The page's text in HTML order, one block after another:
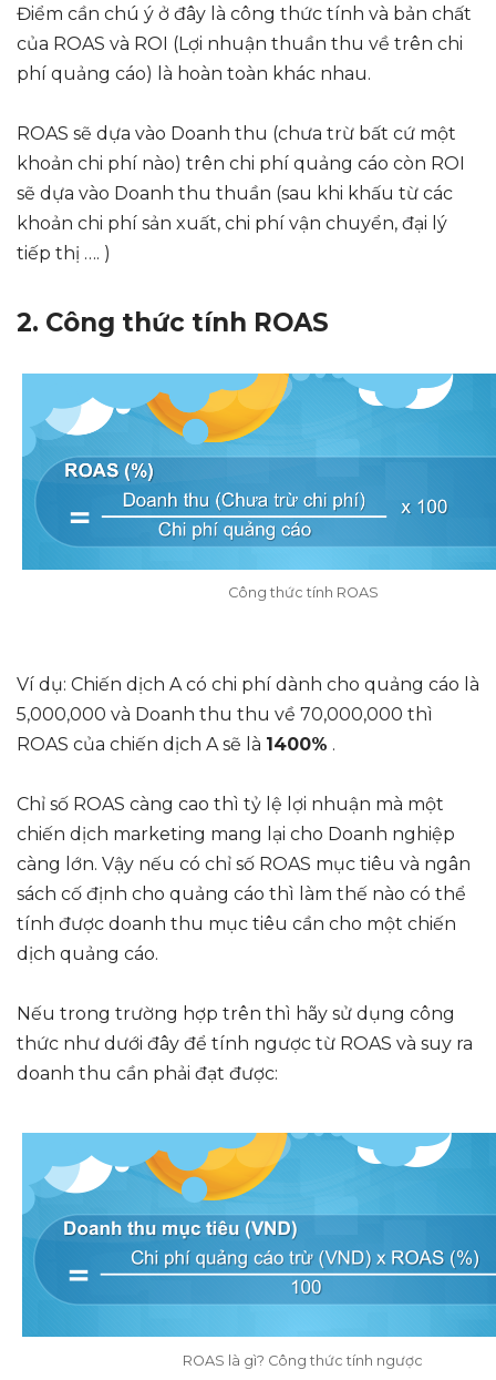
Điểm cần chú ý ở đây là công thức tính và bản chất
của ROAS và ROI (Lợi nhuận thuần thu về trên chi
phí quảng cáo) là hoàn toàn khác nhau.
ROAS sẽ dựa vào Doanh thu (chưa trừ bất cứ một
khoản chi phí nào) trên chi phí quảng cáo còn ROI
sẽ dựa vào Doanh thu thuần (sau khi khấu từ các
khoản chi phí sản xuất, chi phí vận chuyển, đại lý
tiếp thị …. )
2. Công thức tính ROAS
Công thức tính ROAS
Ví dụ: Chiến dịch A có chi phí dành cho quảng cáo là
5,000,000 và Doanh thu thu về 70,000,000 thì
ROAS của chiến dịch A sẽ là 1400% .
Chỉ số ROAS càng cao thì tỷ lệ lợi nhuận mà một
chiến dịch marketing mang lại cho Doanh nghiệp
càng lớn. Vậy nếu có chỉ số ROAS mục tiêu và ngân
sách cố định cho quảng cáo thì làm thế nào có thể
tính được doanh thu mục tiêu cần cho một chiến
dịch quảng cáo.
Nếu trong trường hợp trên thì hãy sử dụng công
thức như dưới đây để tính ngược từ ROAS và suy ra
doanh thu cần phải đạt được:
ROAS là gì? Công thức tính ngược